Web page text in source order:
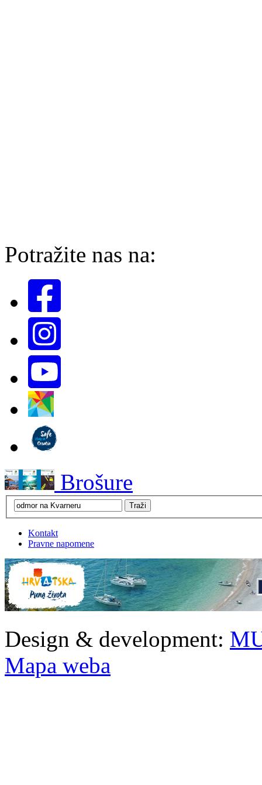
Potražite nas na:
Brošure
Kontakt
Pravne napomene
Design & development:
Mapa weba